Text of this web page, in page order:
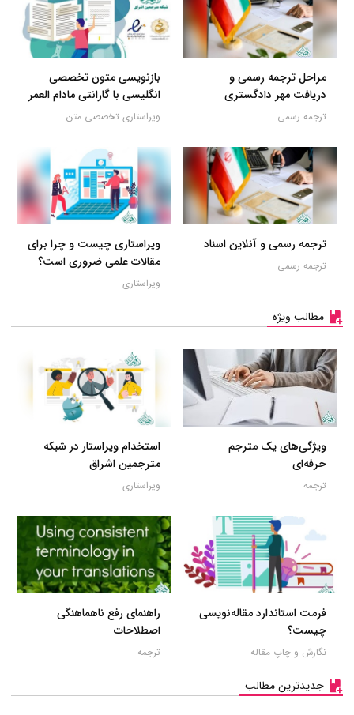
مراحل ترجمه رسمی و
دریافت مهر دادگستری
ترجمه رسمی
بازنویسی متون تخصصی
انگلیسی با گارانتی مادام العمر
ویراستاری تخصصی متن
ترجمه رسمی و آنلاین اسناد
ترجمه رسمی
ویراستاری چیست و چرا برای
مقالات علمی ضروری است؟
ویراستاری
مطالب ویژه
ویژگی‌های یک مترجم
حرفه‌ای
ترجمه
استخدام ویراستار در شبکه
مترجمین اشراق
ویراستاری
فرمت استاندارد مقاله‌نویسی
چیست؟
نگارش و چاپ مقاله
راهنمای رفع ناهماهنگی
اصطلاحات
ترجمه
جدیدترین مطالب